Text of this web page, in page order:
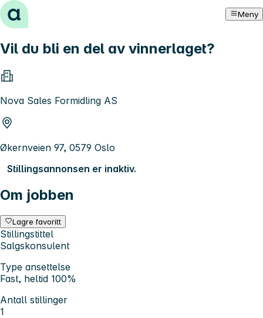
Hopp til innhold Meny
Vil du bli en del av vinnerlaget?
Nova Sales Formidling AS
Økernveien 97, 0579 Oslo
Stillingsannonsen er inaktiv.
Om jobben
Lagre favoritt
Stillingstittel
Salgskonsulent
Type ansettelse
Fast, heltid 100%
Antall stillinger
1